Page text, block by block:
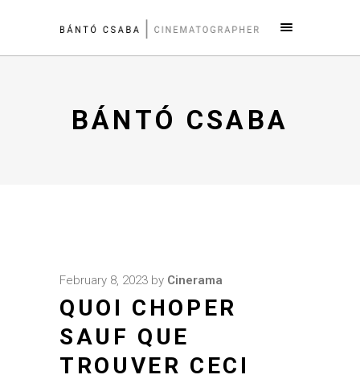
BÁNTÓ CSABA
February 8, 2023 by Cinerama
QUOI CHOPER
SAUF QUE
TROUVER CECI